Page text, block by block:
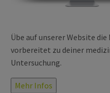
Übe auf unserer Website
vorbereitet zu deiner
Untersuchung.
Mehr Infos